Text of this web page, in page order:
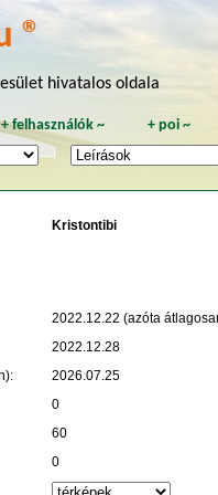
®
hivatalos oldala
+felhasználók ~ + poi~
Kristontibi
2022.12.22 (azóta
2022.12.28
2026.07.25
0
60
0